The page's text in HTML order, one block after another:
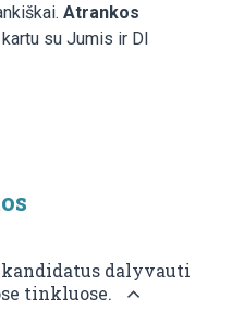
Atrankos
su Jumis ir DI
dalyvauti
tinkluose.